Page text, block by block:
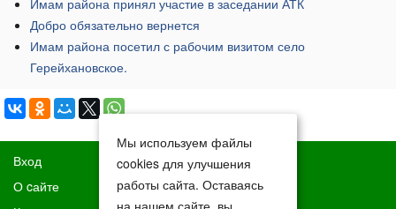
Добро обязательно вернется
​Имам района посетил с рабочим визитом село
Герейхановское.
Вход
О cайте
Мы используем файлы
cookies для улучшения
работы сайта. Оставаясь
на нашем сайте, вы